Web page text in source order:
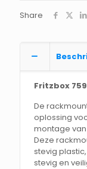
Share
Fritzbox
De
oplossing
montage van
Deze
stevig
stevig en